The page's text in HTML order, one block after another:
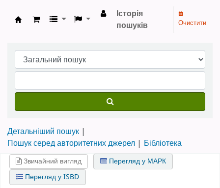
Бібліотека НТШ › Електронний каталог
Історія
пошуків
Очистити
Детальніший пошук
Пошук серед авторитетних джерел
Бібліотека
Звичайний вигляд
Перегляд у МАРК
Перегляд у ISBD